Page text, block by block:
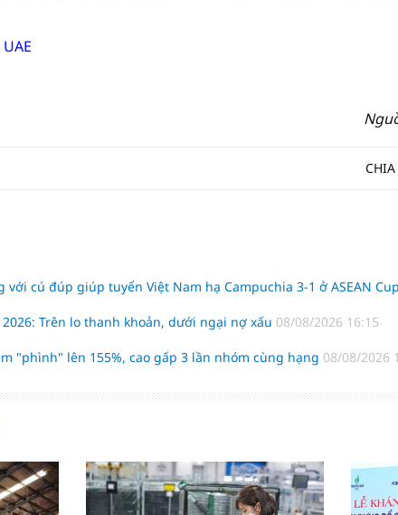
CHIA
với cú đúp giúp tuyển Việt Nam hạ Campuchia 3-1 ở ASEAN
Trên lo thanh khoản, dưới ngại nợ xấu 08/08/2026 16:15
"phình" lên 155%, cao gấp 3 lần nhóm cùng hạng 08/08/2026